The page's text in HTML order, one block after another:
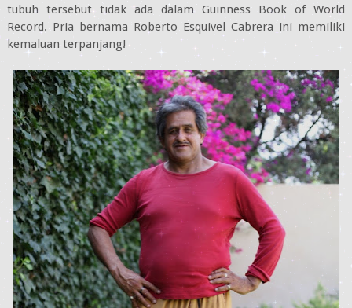
tubuh tersebut tidak ada dalam Guinness Book of World
Record. Pria bernama Roberto Esquivel Cabrera ini memiliki
kemaluan terpanjang!